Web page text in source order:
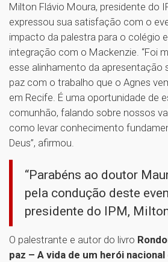
Milton Flávio Moura, presidente do
expressou sua satisfação com o
impacto da palestra para o colégio
integração com o Mackenzie. “Foi
esse alinhamento da apresentação
paz com o trabalho que o Agnes
em Recife. É uma oportunidade de
comunhão, falando sobre nossos
como levar conhecimento
Deus”, afirmou.
“Parabéns ao doutor
pela condução deste
presidente do IPM,
O palestrante e autor do livro
paz – A vida de um herói